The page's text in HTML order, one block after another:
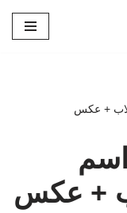
+ عکس
+ عکس